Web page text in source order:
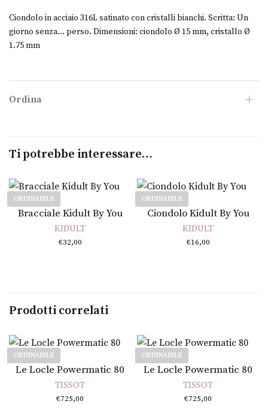
Ciondolo in acciaio 316L satinato con cristalli bianchi. Scritta: Un
giorno senza… perso. Dimensioni: ciondolo Ø 15 mm, cristallo Ø
1.75 mm
Ordina
Ti potrebbe interessare…
ORDINABILE
Leggi tutto
Bracciale Kidult By You
KIDULT
€32,00
ORDINABILE
Leggi tutto
Ciondolo Kidult By You
KIDULT
€16,00
Prodotti correlati
ORDINABILE
Leggi tutto
Le Locle Powermatic 80
TISSOT
€725,00
ORDINABILE
Leggi tutto
Le Locle Powermatic 80
TISSOT
€725,00